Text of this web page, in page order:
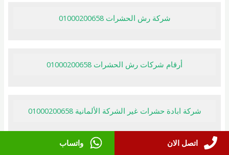
شركة رش الحشرات 01000200658
أرقام شركات رش الحشرات 01000200658
شركة ابادة حشرات غير الشركة الألمانية 01000200658
اتصل الان واتساب